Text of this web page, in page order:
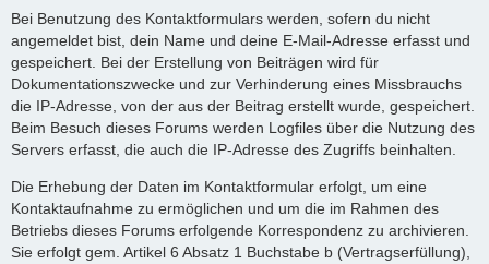
Bei Benutzung des Kontaktformulars werden, sofern du nicht
angemeldet bist, dein Name und deine E-Mail-Adresse erfasst und
gespeichert. Bei der Erstellung von Beiträgen wird für
Dokumentationszwecke und zur Verhinderung eines Missbrauchs
die IP-Adresse, von der aus der Beitrag erstellt wurde, gespeichert.
Beim Besuch dieses Forums werden Logfiles über die Nutzung des
Servers erfasst, die auch die IP-Adresse des Zugriffs beinhalten.
Die Erhebung der Daten im Kontaktformular erfolgt, um eine
Kontaktaufnahme zu ermöglichen und um die im Rahmen des
Betriebs dieses Forums erfolgende Korrespondenz zu archivieren.
Sie erfolgt gem. Artikel 6 Absatz 1 Buchstabe b (Vertragserfüllung),